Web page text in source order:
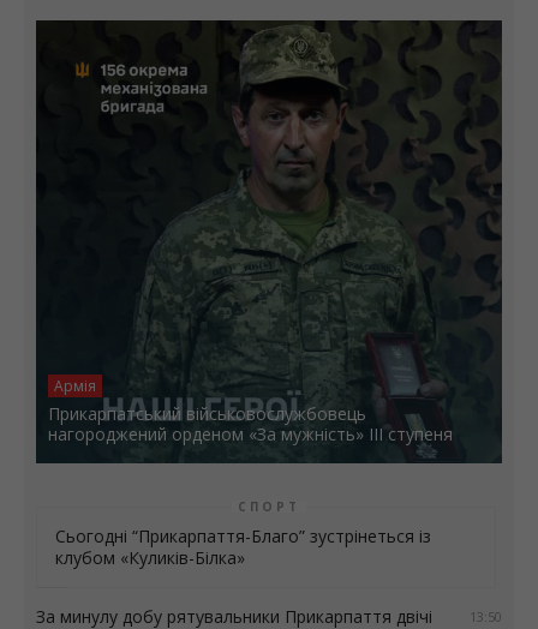
Армія
Прикарпатський військовослужбовець
нагороджений орденом «За мужність» ІІІ ступеня
СПОРТ
Сьогодні “Прикарпаття-Благо” зустрінеться із
клубом «Куликів-Білка»
13:50
За минулу добу рятувальники Прикарпаття двічі